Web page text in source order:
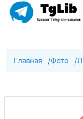
Главная /Фото /